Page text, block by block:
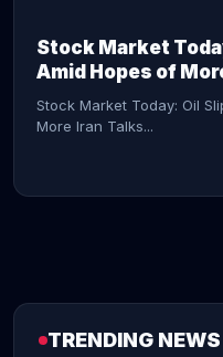
Stock Market
Amid Hopes of
Stock Market Today: Oil
More Iran Talks...
TRENDING NEWS